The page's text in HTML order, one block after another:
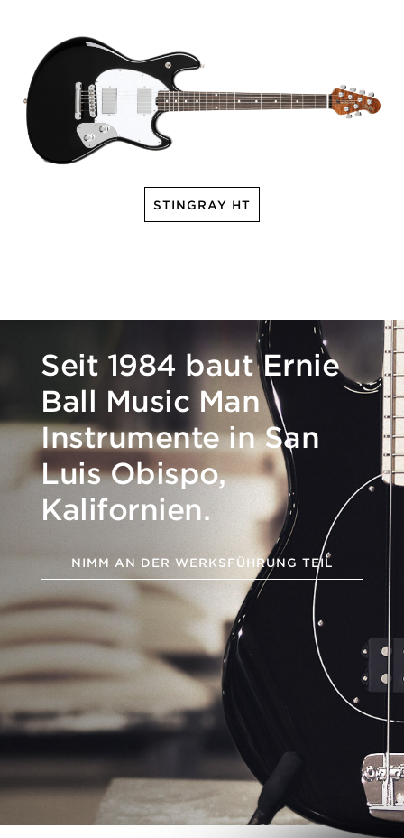
STINGRAY HT
Seit 1984 baut Ernie
Ball Music Man
Instrumente in San
Luis Obispo,
Kalifornien.
NIMM AN DER WERKSFÜHRUNG TEIL